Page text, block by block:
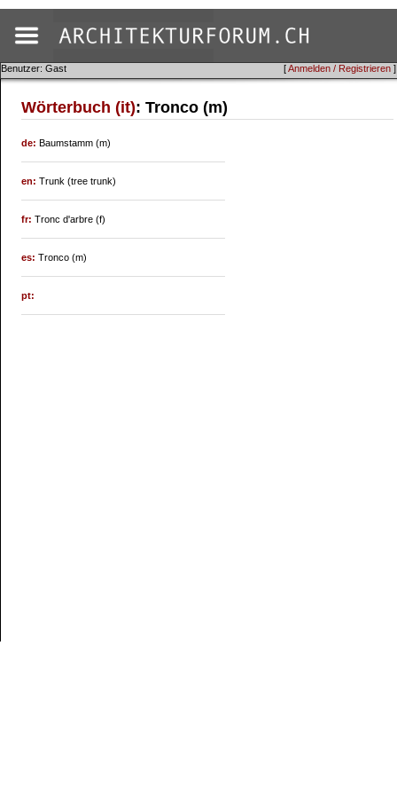
[Anmelden / Registrieren ]
Benutzer: Gast
Wörterbuch (it): Tronco (m)
de:Baumstamm (m)
en:Trunk (tree trunk)
fr:Tronc d'arbre (f)
es:Tronco (m)
pt: